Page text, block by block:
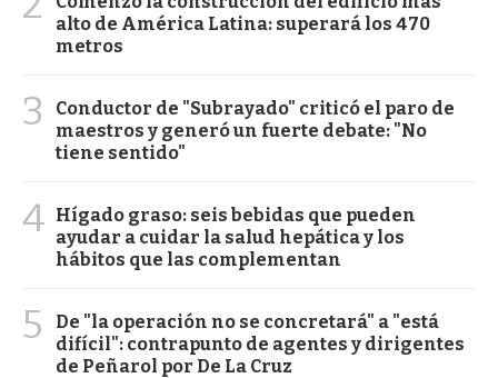
alto de América Latina: superará los 470
metros
3
Conductor de "Subrayado" criticó el paro de
maestros y generó un fuerte debate: "No
tiene sentido"
4 Hígado graso: seis bebidas que pueden
ayudar a cuidar la salud hepática y los
hábitos que las complementan
5
De "la operación no se concretará" a "está
difícil": contrapunto de agentes y dirigentes
de Peñarol por De La Cruz